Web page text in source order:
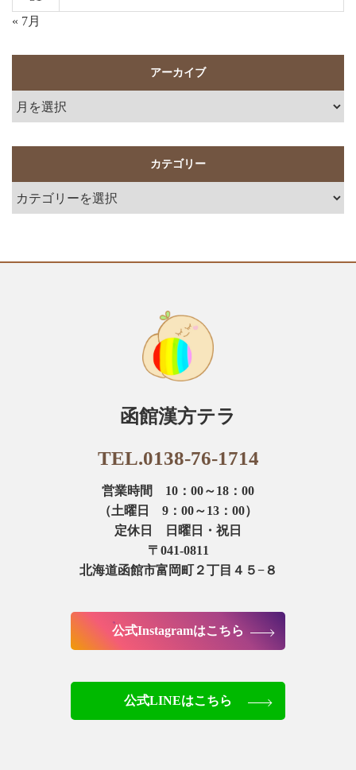
« 7月
アーカイブ
カテゴリー
函館漢方テラ
TEL.0138-76-1714
営業時間 10：00～18：00
（土曜日 9：00～13：00）
定休日 日曜日・祝日
〒041-0811
北海道函館市富岡町２丁目４５−８
公式Instagramはこちら
公式LINEはこちら